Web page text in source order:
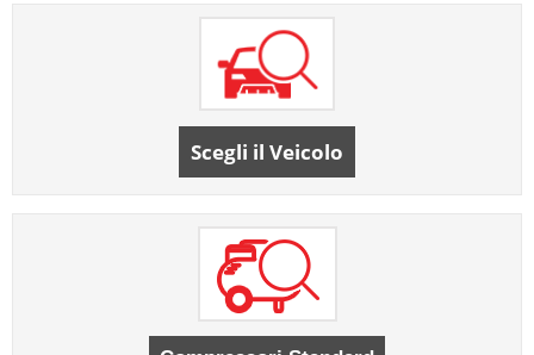
Scegli il Veicolo